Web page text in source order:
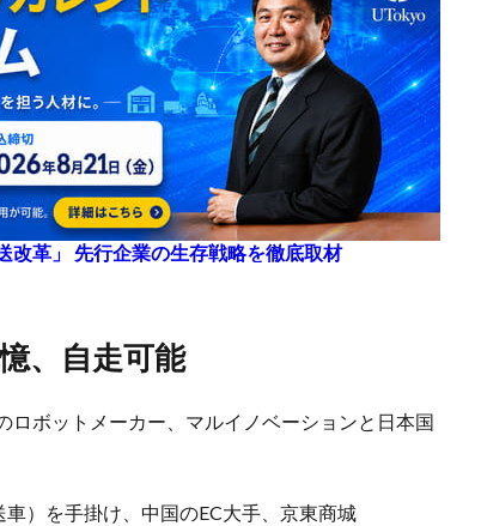
改革」 先行企業の生存戦略を徹底取材
、自走可能
ボットメーカー、マルイノベーションと日本国
）を手掛け、中国のEC大手、京東商城